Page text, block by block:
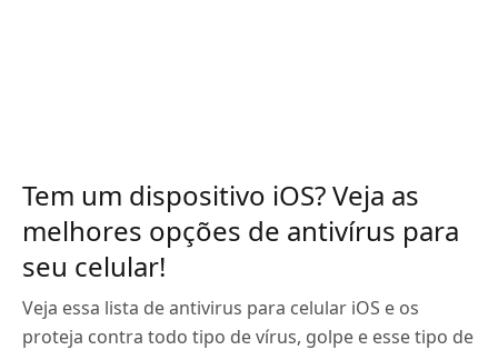
Tem um dispositivo iOS? Veja as
melhores opções de antivírus para
seu celular!
Veja essa lista de antivirus para celular iOS e os
proteja contra todo tipo de vírus, golpe e esse tipo de